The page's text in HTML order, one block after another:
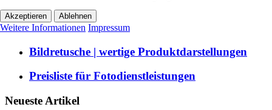
Bildretusche | wertige Produktdarstellungen
Preisliste für Fotodienstleistungen
Neueste Artikel
Akzeptieren Ablehnen
Weitere Informationen Impressum